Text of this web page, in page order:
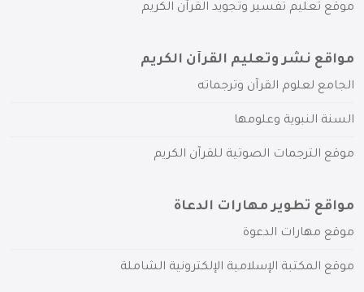
موقع تعليم تفسير وتجويد القرآن الكريم
مواقع نشر وتعليم القرآن الكريم
الجامع لعلوم القرآن وترجماته
السنة النبوية وعلومها
موقع الترجمات الصوتية للقرآن الكريم
مواقع تطوير مهارات الدعاة
موقع مهارات الدعوة
موقع المكتبة الإسلامية الإلكترونية الشاملة